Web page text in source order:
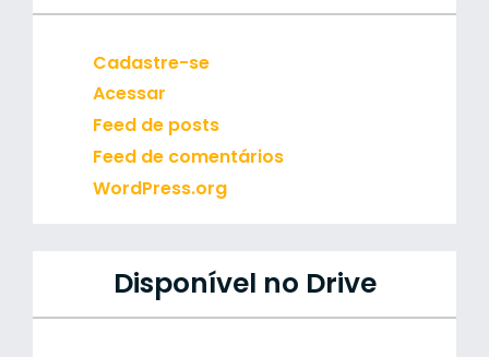
Cadastre-se
Acessar
Feed de posts
Feed de comentários
WordPress.org
Disponível no Drive